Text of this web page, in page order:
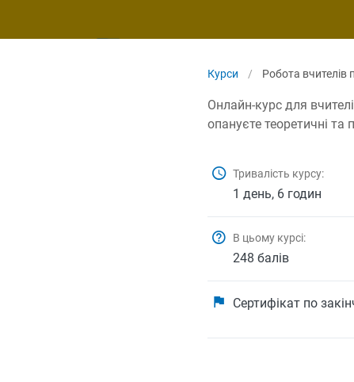
Курси / Робота вчителів
Онлайн-курс для
опануєте теоретичні
Тривалість курсу:
1 день, 6 годин
В цьому курсі:
248 балів
Сертифікат по